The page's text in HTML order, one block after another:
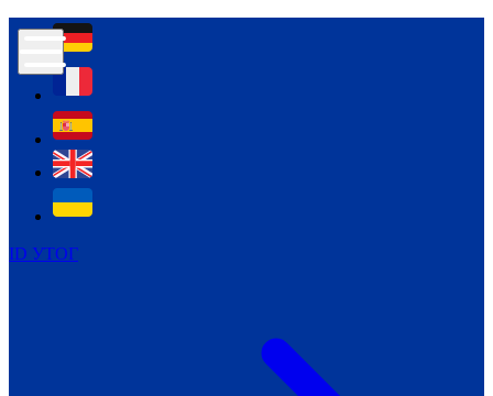
ID УТОГ
Контур психологічної безпеки глухих
Всеукраїнський пісенний
челендж «Україно, ти є!»